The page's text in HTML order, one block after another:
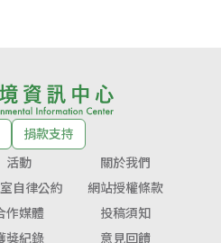
捐款支持
活動
關於我們
自律公約
網站授權條款
作媒體
投稿須知
獎紀錄 意見回饋